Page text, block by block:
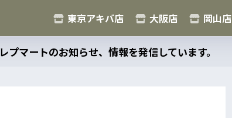
東京アキバ店 大阪店 岡山店
レプマートのお知らせ、情報を発信しています。